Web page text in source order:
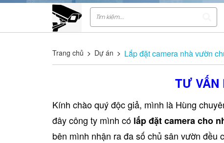
Trang chủ > Dự án > Lắp đặt camera nhà vườn
TƯ VẤN
Kính chào quý độc giả, mình là Hùng
đây công ty mình có lắp đặt camera cho
bên mình nhận ra đa số chủ sân vườn đều